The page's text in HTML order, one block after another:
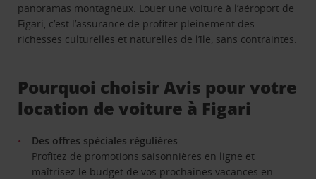
panoramas montagneux. Louer une voiture à l’aéroport de
Figari, c’est l’assurance de profiter pleinement des
richesses culturelles et naturelles de l’île, sans contraintes.
Pourquoi choisir Avis pour votre
location de voiture à Figari
Des offres spéciales régulières
Profitez de promotions saisonnières ​​​​​​​ en ligne et
maîtrisez le budget de vos prochaines vacances en